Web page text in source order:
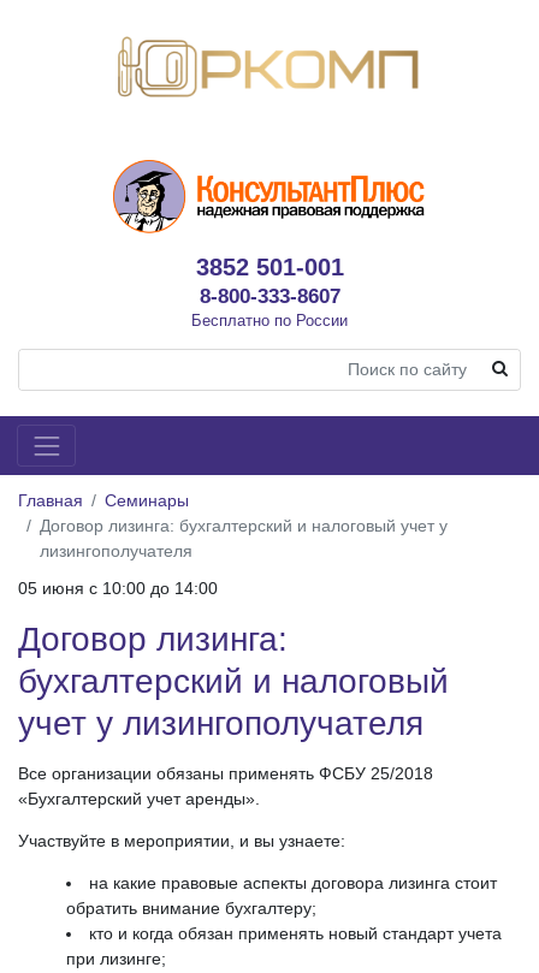
3852 501-001
8-800-333-8607
Бесплатно по России
Главная
Семинары
Договор лизинга: бухгалтерский и налоговый учет у
лизингополучателя
05 июня c 10:00 до 14:00
Договор лизинга:
бухгалтерский и налоговый
учет у лизингополучателя
Все организации обязаны применять ФСБУ 25/2018
«Бухгалтерский учет аренды».
Участвуйте в мероприятии, и вы узнаете:
на какие правовые аспекты договора лизинга стоит
обратить внимание бухгалтеру;
кто и когда обязан применять новый стандарт учета
при лизинге;